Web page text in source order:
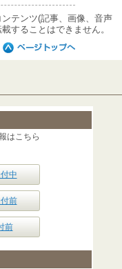
テンツ(記事、画像、音声
することはできません。
はこちら
中
前
前